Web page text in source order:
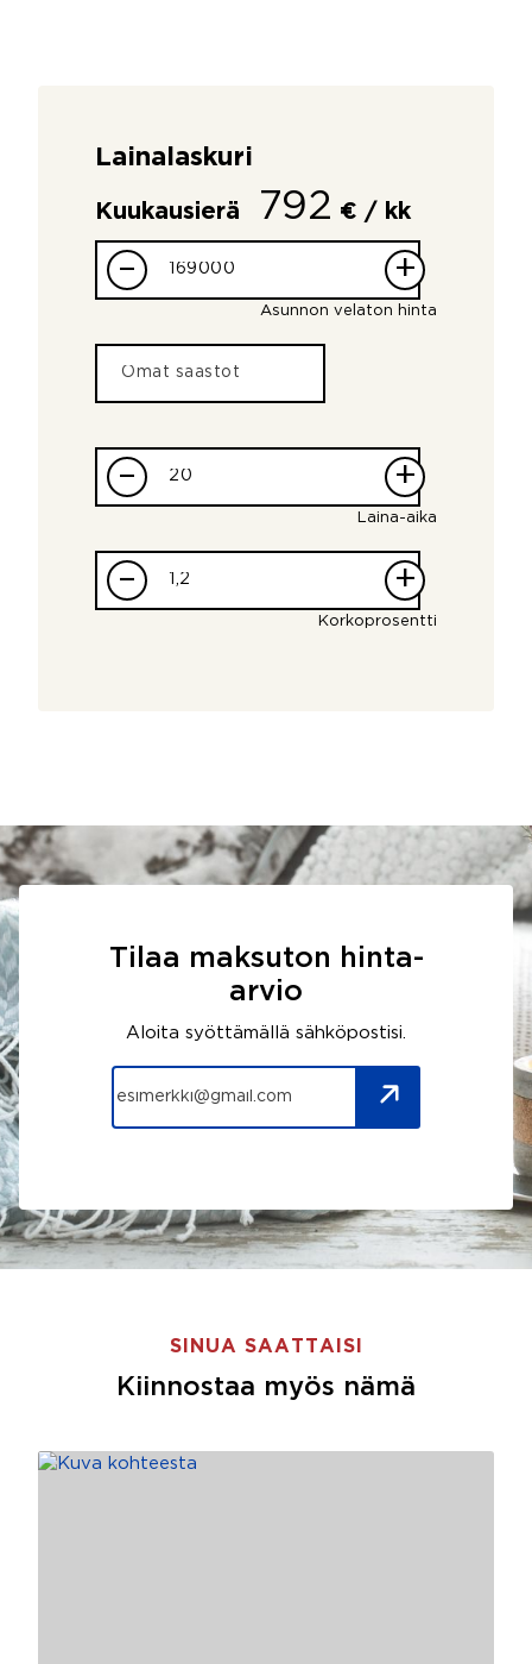
Lainalaskuri
Kuukausierä 792 € / kk
– +
Asunnon velaton hinta
– +
Laina-aika
– +
Korkoprosentti
Tilaa maksuton hinta-
arvio
Aloita syöttämällä sähköpostisi.
SINUA SAATTAISI
Kiinnostaa myös nämä